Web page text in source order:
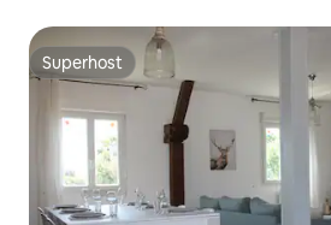
Superhost
Superhost